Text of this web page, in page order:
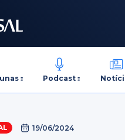
Podcast
19/06/2024